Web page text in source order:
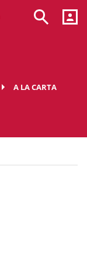
A LA CARTA